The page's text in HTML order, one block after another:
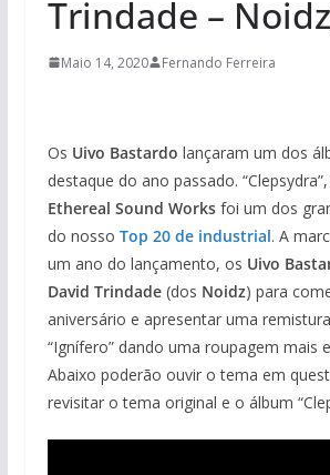
Trindade –
Maio 14, 2020 Fernando Ferreira
Os Uivo Bastardo lançaram um dos
destaque do ano passado.
Ethereal Sound Worksfoi um dos
do nosso Top 20 de industrial. A
um ano do lançamento, os Uivo
David Trindade(dos Noidz) para
aniversário e apresentar uma
“Ignífero” dando uma roupagem mais
Abaixo poderão ouvir o tema em
revisitar o tema original e o álbum